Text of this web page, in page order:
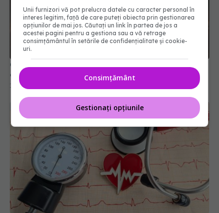
Ce se întâmplă cu tensiunea arterială când bei
cafea zilnic. Verdictul cardiologilor
12 iul 2026, 08:41
Unii furnizori vă pot prelucra datele cu caracter personal în
interes legitim, față de care puteți obiecta prin gestionarea
opțiunilor de mai jos. Căutați un link în partea de jos a
acestei pagini pentru a gestiona sau a vă retrage
consimțământul în setările de confidențialitate și cookie-
uri.
Consimțământ
Gestionați opțiunile